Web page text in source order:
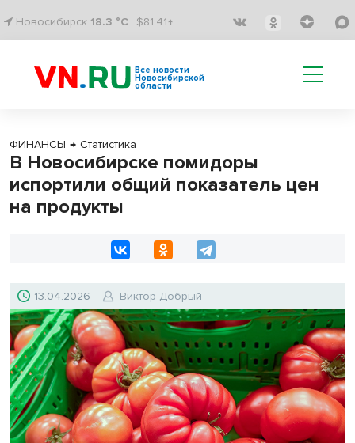
Новосибирск 18.3 °C $81.41↑
Все новости
Новосибирской
области
ФИНАНСЫ → Статистика
В Новосибирске помидоры
испортили общий показатель цен
на продукты
13.04.2026 Виктор Добрый